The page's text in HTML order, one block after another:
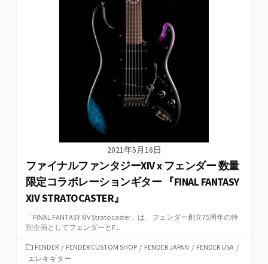
2021年5月16日
ファイナルファンタジーXIV x フェンダー 数量
限定コラボレーションギター 『FINAL FANTASY
XIV STRATOCASTER』
「FINAL FANTASY XIV Stratocaster」は、フェンダー創立75周年の特
別企画としてフェンダーとF...
カ
テ
FENDER / FENDER CUSTOM SHOP / FENDER JAPAN / FENDER USA /
エレキギター